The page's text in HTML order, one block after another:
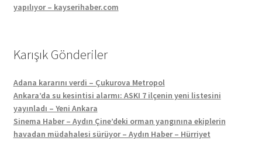
yapılıyor – kayserihaber.com
Karışık Gönderiler
Adana kararını verdi – Çukurova Metropol
Ankara’da su kesintisi alarmı: ASKI 7 ilçenin yeni listesini
yayınladı – Yeni Ankara
Sinema Haber – Aydın Çine’deki orman yangınına ekiplerin
havadan müdahalesi sürüyor – Aydın Haber – Hürriyet